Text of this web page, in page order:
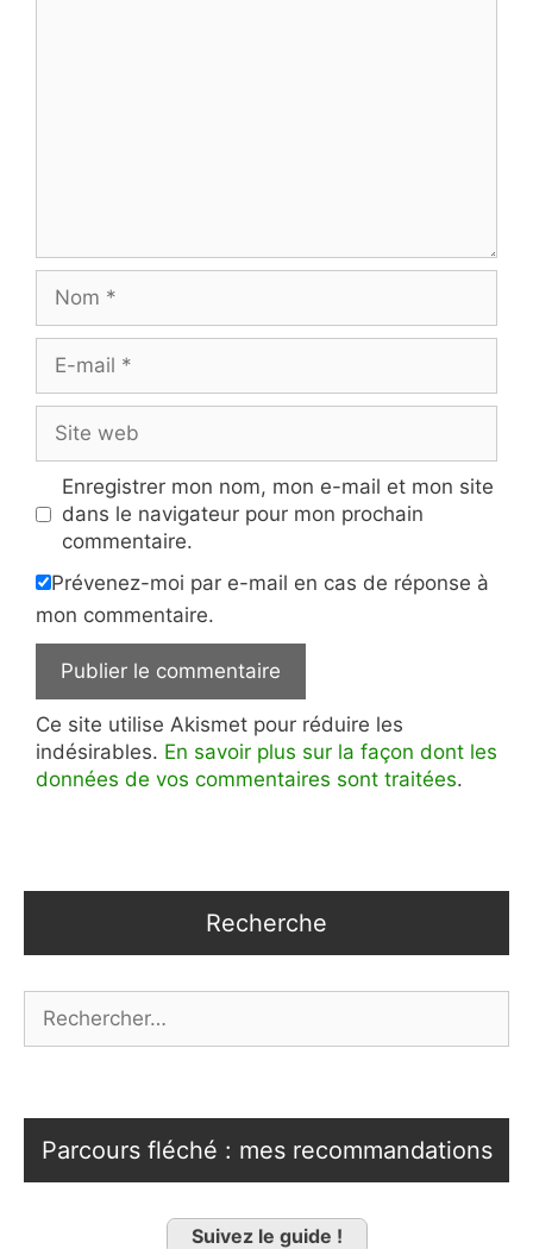
mail
web
Enregistrer mon nom, mon e-mail et mon site
dans le navigateur pour mon prochain
commentaire.
Prévenez-moi par e-mail en cas de réponse à
mon commentaire.
Ce site utilise Akismet pour réduire les
indésirables. En savoir plus sur la façon dont les
données de vos commentaires sont traitées.
Recherche
Parcours fléché : mes recommandations
Suivez le guide !